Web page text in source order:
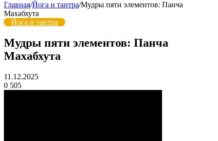
Главная/Йога и тантра/Мудры пяти элементов: Панча
Махабхута
Йога и тантра
Мудры пяти элементов: Панча
Махабхута
11.12.2025
0 505